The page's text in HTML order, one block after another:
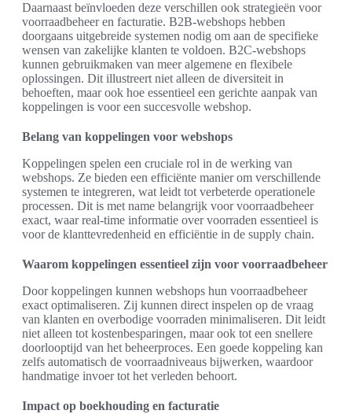
Daarnaast beïnvloeden deze verschillen ook strategieën voor
voorraadbeheer en facturatie. B2B-webshops hebben
doorgaans uitgebreide systemen nodig om aan de specifieke
wensen van zakelijke klanten te voldoen. B2C-webshops
kunnen gebruikmaken van meer algemene en flexibele
oplossingen. Dit illustreert niet alleen de diversiteit in
behoeften, maar ook hoe essentieel een gerichte aanpak van
koppelingen is voor een succesvolle webshop.
Belang van koppelingen voor webshops
Koppelingen spelen een cruciale rol in de werking van
webshops. Ze bieden een efficiënte manier om verschillende
systemen te integreren, wat leidt tot verbeterde operationele
processen. Dit is met name belangrijk voor voorraadbeheer
exact, waar real-time informatie over voorraden essentieel is
voor de klanttevredenheid en efficiëntie in de supply chain.
Waarom koppelingen essentieel zijn voor voorraadbeheer
Door koppelingen kunnen webshops hun voorraadbeheer
exact optimaliseren. Zij kunnen direct inspelen op de vraag
van klanten en overbodige voorraden minimaliseren. Dit leidt
niet alleen tot kostenbesparingen, maar ook tot een snellere
doorlooptijd van het beheerproces. Een goede koppeling kan
zelfs automatisch de voorraadniveaus bijwerken, waardoor
handmatige invoer tot het verleden behoort.
Impact op boekhouding en facturatie